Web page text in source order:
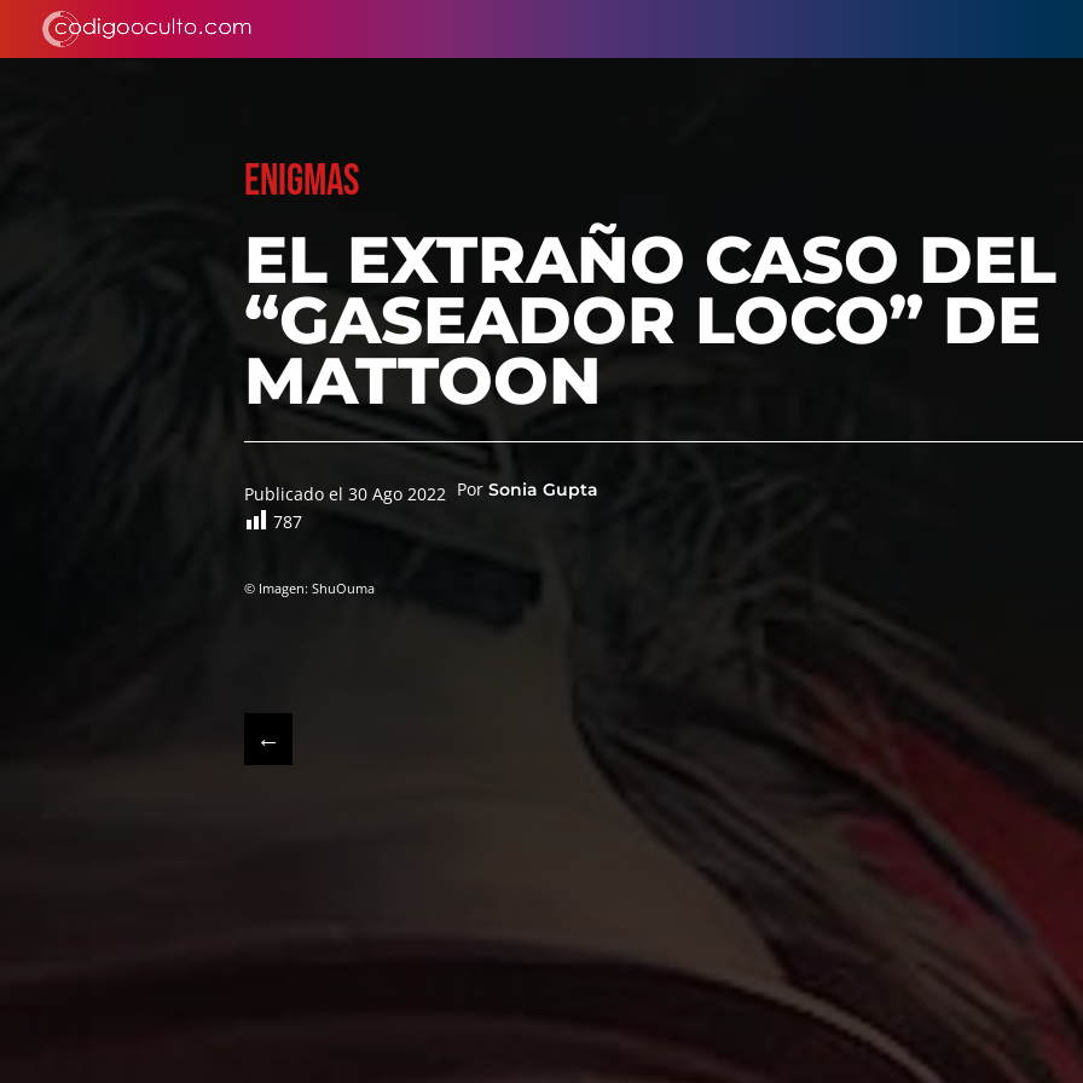
ENIGMAS
EL EXTRAÑO CASO DEL
“GASEADOR LOCO” DE
MATTOON
Publicado el 30 Ago 2022 Por Sonia Gupta
787
© Imagen: ShuOuma
←